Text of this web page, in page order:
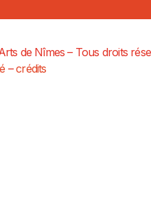
de Nîmes – Tous droits
–crédits